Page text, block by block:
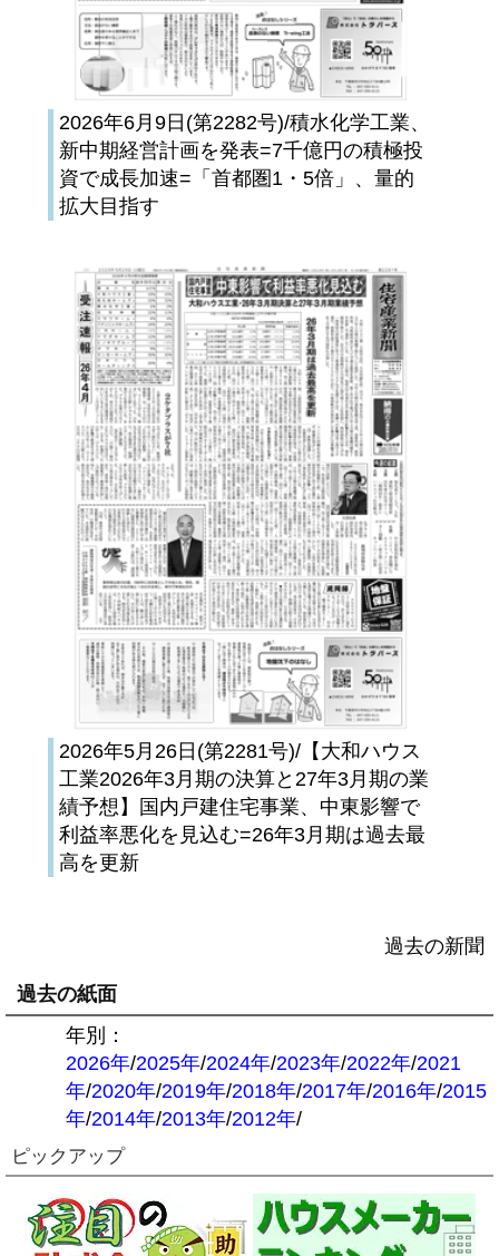
2026年6月9日(第2282号)/積水化学工業、
新中期経営計画を発表=7千億円の積極投
資で成長加速=「首都圏1・5倍」、量的
拡大目指す
2026年5月26日(第2281号)/【大和ハウス
工業2026年3月期の決算と27年3月期の業
績予想】国内戸建住宅事業、中東影響で
利益率悪化を見込む=26年3月期は過去最
高を更新
過去の新聞
過去の紙面
年別：
2026年/2025年/2024年/2023年/2022年/2021
年/2020年/2019年/2018年/2017年/2016年/2015
年/2014年/2013年/2012年/
ピックアップ